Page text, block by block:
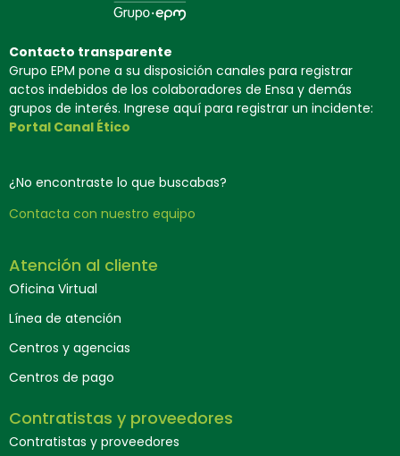
Contacto transparente
Grupo EPM pone a su disposición canales para registrar
actos indebidos de los colaboradores de Ensa y demás
grupos de interés. Ingrese aquí para registrar un incidente:
Portal Canal Ético
¿No encontraste lo que buscabas?
Contacta con nuestro equipo
Atención al cliente
Oficina Virtual
Línea de atención
Centros y agencias
Centros de pago
Contratistas y proveedores
Contratistas y proveedores